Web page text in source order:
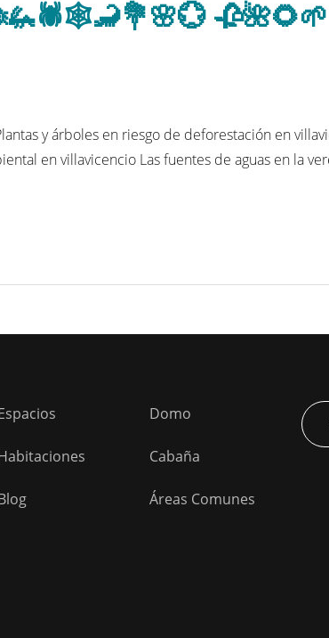
y árboles en riesgo de deforestación en
en villavicencio Las fuentes de aguas en la
Domo
Cabaña
Áreas Comunes